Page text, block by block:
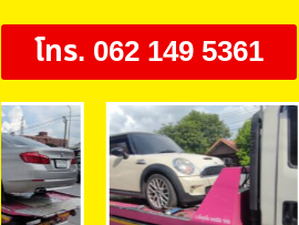
โทร. 062 149 5361